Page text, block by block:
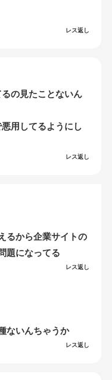
レス返し
の見たことないん
用してるようにし
レス返し
るから企業サイトの
題になってる
レス返し
ないんちゃうか
レス返し